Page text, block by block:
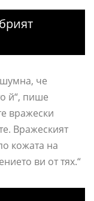
че
й“, пише
вражески
Вражеският
кожата на
ви от тях.“